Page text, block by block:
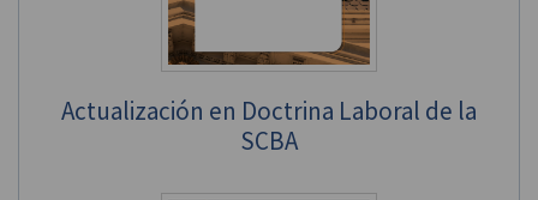
Actualización en Doctrina Laboral de la
SCBA